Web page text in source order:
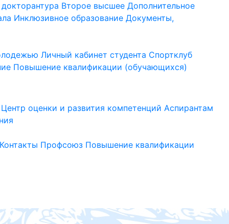
Второе высшее Дополнительное
Инклюзивное образование Документы,
Личный кабинет студента Спортклуб
Повышение квалификации (обучающихся)
Центр оценки и развития компетенций Аспирантам
Контакты Профсоюз Повышение квалификации